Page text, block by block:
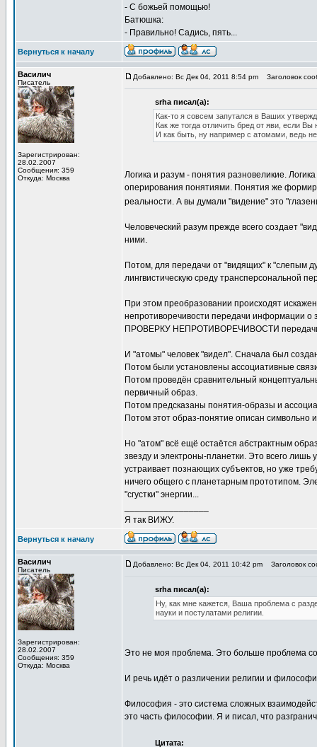
- С божьей помощью!
Батюшка:
- Правильно! Садись, пять...
Вернуться к началу
Василич
Писатель
Зарегистрирован:
28.02.2007
Сообщения: 359
Откуда: Москва
Добавлено: Вс Дек 04, 2011 8:54 pm Заголовок
srha писал(а):
Как-то я совсем запутался в Ваших
Как же тогда отличить бред от яви, если Вы
И как быть, ну например с атомами, ведь
Логика и разум - понятия разновеликие.
оперирования понятиями. Понятия же
реальности. А вы думали "видение" это
Человеческий разум прежде всего создает
ними.
Потом, для передачи от "видящих" к "слепым
лингвистическую среду трансперсональной
При этом преобразовании происходят
непротиворечивости передачи информации
ПРОВЕРКУ НЕПРОТИВОРЕЧИВОСТИ передачи
И "атомы" человек "видел". Сначала был
Потом были установлены ассоциативные
Потом проведён сравнительный
первичный образ.
Потом предсказаны понятия-образы и
Потом этот образ-понятие описан
Но "атом" всё ещё остаётся абстрактным
звезду и электроны-планетки. Это всего
устраивает познающих субъектов, но уже
ничего общего с планетарным прототипом.
"сгустки" энергии...
Я так ВИЖУ.
Вернуться к началу
Василич
Писатель
Зарегистрирован:
28.02.2007
Сообщения: 359
Откуда: Москва
Добавлено: Вс Дек 04, 2011 10:42 pm Заголовок
srha писал(а):
Ну, как мне кажется, Ваша проблема с
науки и постулатами религии.
Это не моя проблема. Это больше проблема
И речь идёт о различении религии и
Философия - это система сложных
это часть философии. Я и писал, что
Цитата: